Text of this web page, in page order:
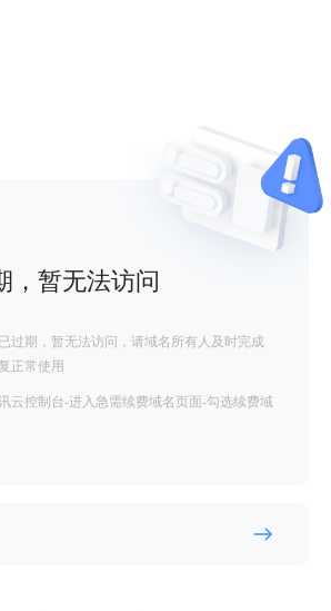
，暂无法访问
过期，暂无法访问，请域名所有人及时完成
正常使用
云控制台-进入急需续费域名页面-勾选续费域